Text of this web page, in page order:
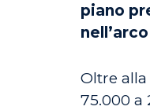
piano
Oltre
75.000 a